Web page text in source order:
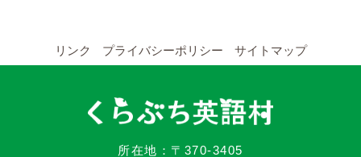
留学コースのご案内
リンク プライバシーポリシー サイトマップ
所在地：〒370-3405